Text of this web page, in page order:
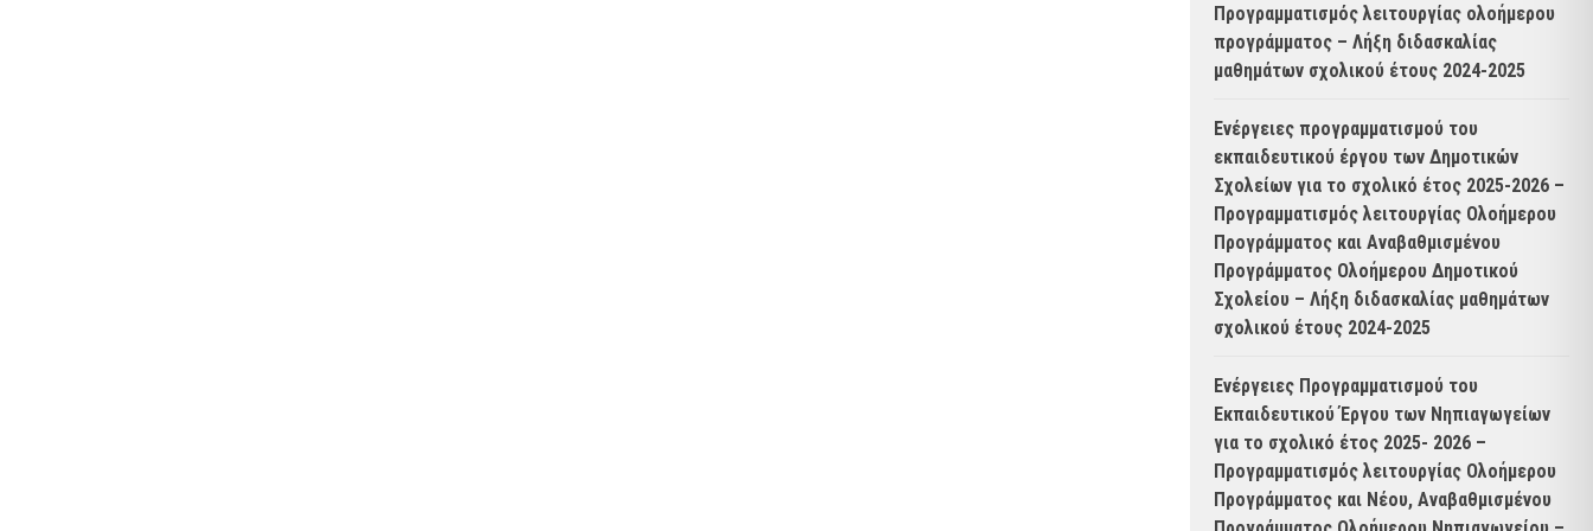
Προγραμματισμός λειτουργίας ολοήμερου
προγράμματος – Λήξη διδασκαλίας
μαθημάτων σχολικού έτους 2024-2025
Ενέργειες προγραμματισμού του
εκπαιδευτικού έργου των Δημοτικών
Σχολείων για το σχολικό έτος 2025-2026 –
Προγραμματισμός λειτουργίας Ολοήμερου
Προγράμματος και Αναβαθμισμένου
Προγράμματος Ολοήμερου Δημοτικού
Σχολείου – Λήξη διδασκαλίας μαθημάτων
σχολικού έτους 2024-2025
Ενέργειες Προγραμματισμού του
Εκπαιδευτικού Έργου των Νηπιαγωγείων
για το σχολικό έτος 2025- 2026 –
Προγραμματισμός λειτουργίας Ολοήμερου
Προγράμματος και Νέου, Αναβαθμισμένου